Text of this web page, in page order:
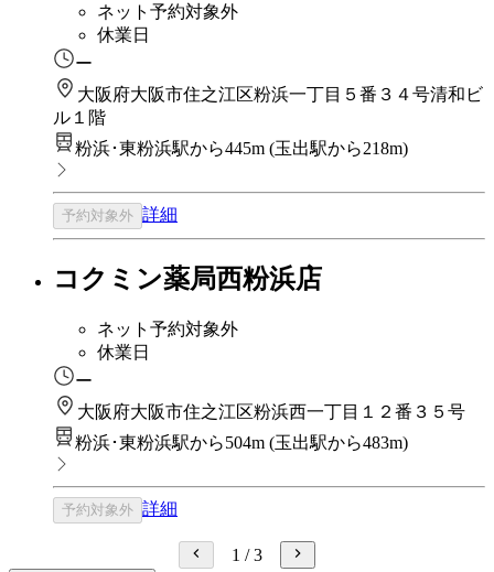
ネット予約対象外
休業日
ー
大阪府大阪市住之江区粉浜一丁目５番３４号清和ビ
ル１階
粉浜･東粉浜駅から445m (玉出駅から218m)
予約対象外 詳細
コクミン薬局西粉浜店
ネット予約対象外
休業日
ー
大阪府大阪市住之江区粉浜西一丁目１２番３５号
粉浜･東粉浜駅から504m (玉出駅から483m)
予約対象外 詳細
1 /3